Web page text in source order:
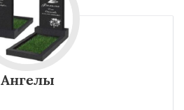
Ангелы